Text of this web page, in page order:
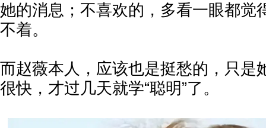
她的消息；不喜欢的，多看一眼都觉
不着。
而赵薇本人，应该也是挺愁的，只是
很快，才过几天就学“聪明”了。